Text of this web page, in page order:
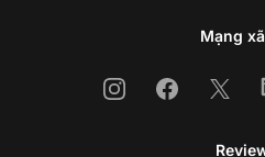
Mạng
InstagramFacebook
X